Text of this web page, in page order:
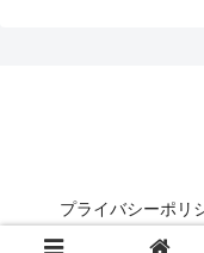
プライバシーポリ